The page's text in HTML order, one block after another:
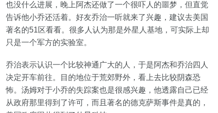
也没什么进展，晚上阿杰还做了一个很吓人的噩梦，但直觉
告诉他小乔还活着。好友乔治一听就来了兴趣，建议去美国
著名的51区看看。很多人认为那是外星人基地，可实际上却
只是一个军方的实验室。
乔治表示认识一个比较神通广大的人，于是阿杰和乔治四人
决定开车前往。目的地位于荒郊野外，看上去比较阴森恐
怖。汤姆对于小乔的失踪案也是很感兴趣，他透露自己已经
从政府那里得到了许可，而且著名的德克萨斯事件是真的，